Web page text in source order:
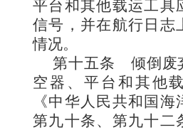
平台和其他载运工具
信号，并在航行日志
情况。
第十五条 倾倒废
空器、平台和其他
《中华人民共和国海
第九十条、第九十二